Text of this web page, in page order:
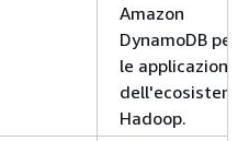
Amazon
DynamoDB per
le applicazioni
dell'ecosistema
Hadoop.